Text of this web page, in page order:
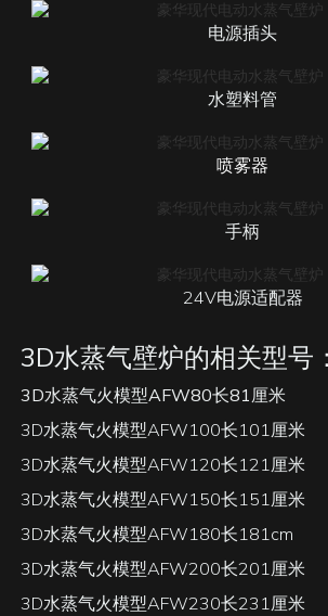
电源插头
水塑料管
喷雾器
手柄
24V电源适配器
3D水蒸气壁炉的相关型号：
3D水蒸气火模型AFW80长81厘米
3D水蒸气火模型AFW100长101厘米
3D水蒸气火模型AFW120长121厘米
3D水蒸气火模型AFW150长151厘米
3D水蒸气火模型AFW180长181cm
3D水蒸气火模型AFW200长201厘米
3D水蒸气火模型AFW230长231厘米